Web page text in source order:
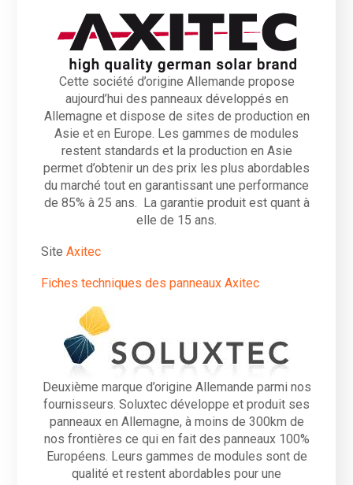
Cette société d’origine Allemande propose
aujourd’hui des panneaux développés en
Allemagne et dispose de sites de production en
Asie et en Europe. Les gammes de modules
restent standards et la production en Asie
permet d’obtenir un des prix les plus abordables
du marché tout en garantissant une performance
de 85% à 25 ans. La garantie produit est quant à
elle de 15 ans.
SiteAxitec
Fiches techniques des panneaux Axitec
Deuxième marque d’origine Allemande parmi nos
fournisseurs. Soluxtec développe et produit ses
panneaux en Allemagne, à moins de 300km de
nos frontières ce qui en fait des panneaux 100%
Européens. Leurs gammes de modules sont de
qualité et restent abordables pour une